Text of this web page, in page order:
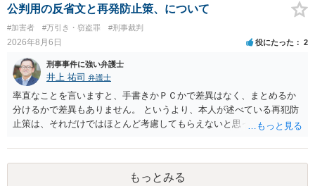
公判用の反省文と再発防止策、について
#加害者 #万引き・窃盗罪 #刑事裁判
2026年8月6日 役にたった 2
刑事事件に強い弁護士
井上 祐司 弁護士
率直なことを言いますと、手書きかＰＣかで差異はなく、まとめるか
分けるかで差異もありません。 というより、本人が述べている再犯防
止策は、それだけではほとんど考慮してもらえないと思った方が良い
やカウンセリング・治療の内容 ・利用している再犯防止策（例えば保
護観察所と連携した職業支援の内容や具体的な就労・監督状況） ・監
督者の証言 など、証拠で担保された客観性と実現可能性があるもので
もっとみる